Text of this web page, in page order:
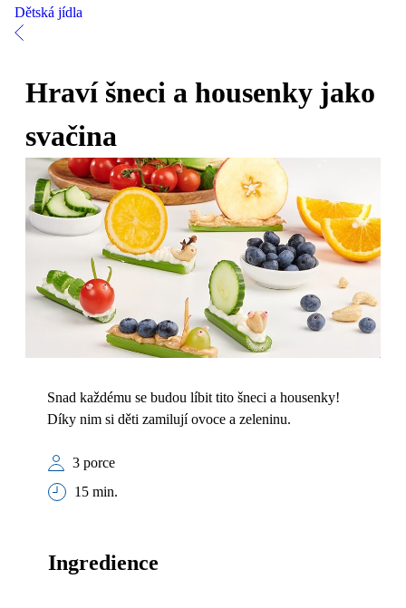
Dětská jídla
Hraví šneci a housenky jako
svačina
Snad každému se budou líbit tito šneci a housenky!
Díky nim si děti zamilují ovoce a zeleninu.
3 porce
15 min.
Ingredience